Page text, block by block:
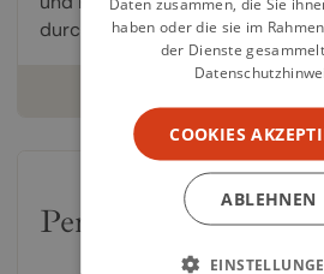
durch Gerichte...
Persiana EASY
7,6/ 10
haben oder die sie im
der Dienste
COOKIES
ABLEHNEN